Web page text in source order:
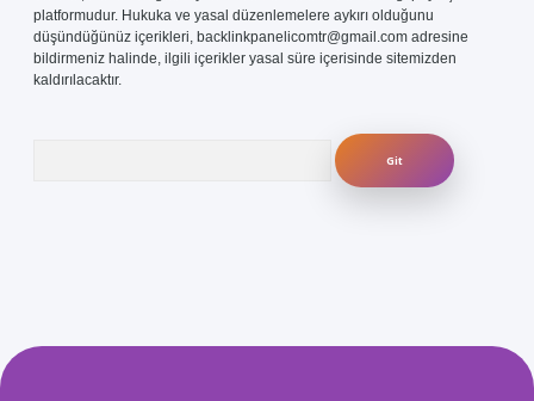
platformudur. Hukuka ve yasal düzenlemelere aykırı olduğunu
düşündüğünüz içerikleri, backlinkpanelicomtr@gmail.com adresine
bildirmeniz halinde, ilgili içerikler yasal süre içerisinde sitemizden
kaldırılacaktır.